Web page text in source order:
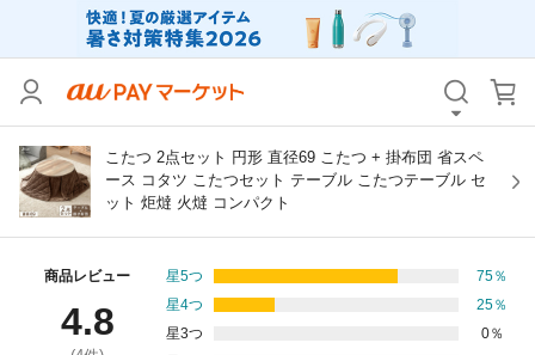
こたつ 2点セット 円形 直径69 こたつ + 掛布団 省スペ
ース コタツ こたつセット テーブル こたつテーブル セ
ット 炬燵 火燵 コンパクト
商品レビュー
4.8
星5つ 75％
星4つ
25％
星3つ
0％
カテゴリ すべて
価格 すべて
支払い方法
その他の条件
送料無料